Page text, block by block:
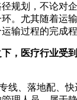
规划，不论对
。尤其随着运
输过程的完成
，医疗行业受
线、落地配、